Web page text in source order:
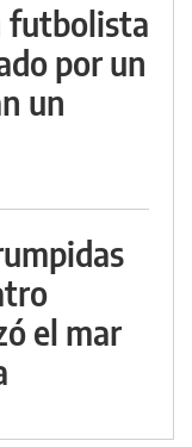
futbolista
por un
un
el mar